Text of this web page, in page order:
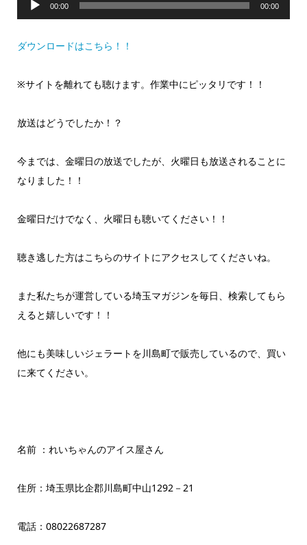
声
プ
ー
00:00 00:00
ダウンロードはこちら！！
※サイトを離れても聴けます。作業中にピッタリです！！
放送はどうでしたか！？
今までは、金曜日の放送でしたが、火曜日も放送されることに
なりました！！
金曜日だけでなく、火曜日も聴いてください！！
聴き逃した方はこちらのサイトにアクセスしてくださいね。
また私たちが運営している埼玉マガジンを毎日、検索してもら
えると嬉しいです！！
他にも美味しいジェラートを川島町で販売しているので、買い
に来てください。
名前 ：れいちゃんのアイス屋さん
住所：埼玉県比企郡川島町中山1292－21
電話：08022687287